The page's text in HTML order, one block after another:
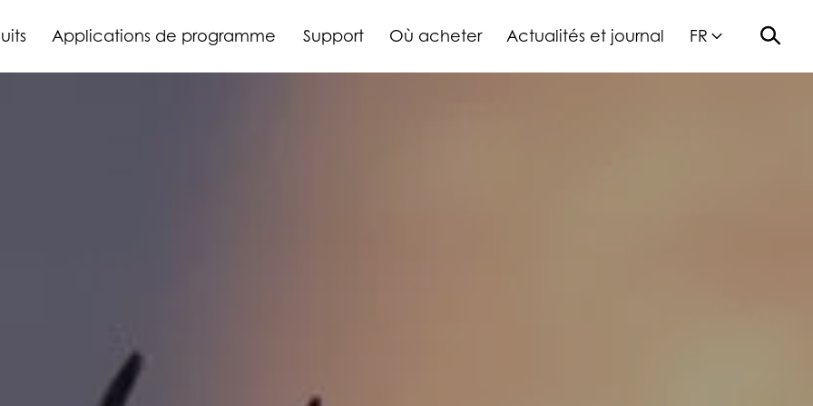
Applications de programme Support Où acheter Actualités et journal FR